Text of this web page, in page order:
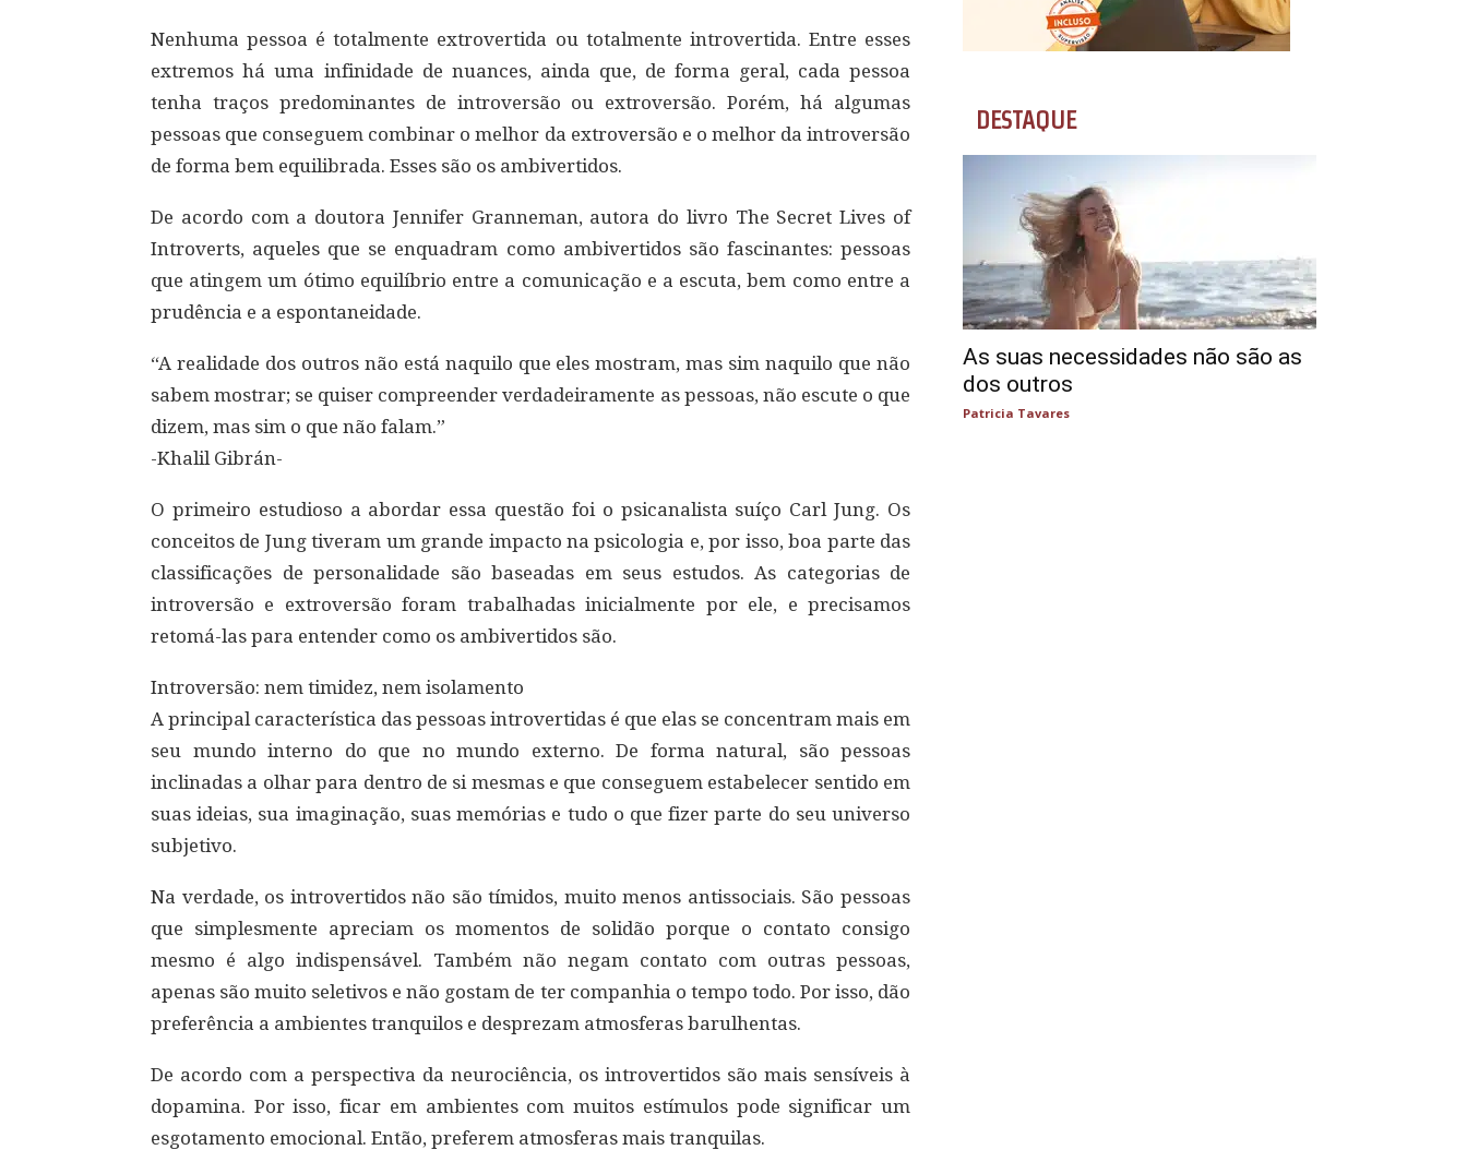
Nenhuma pessoa é totalmente extrovertida ou totalmente introvertida. Entre esses
extremos há uma infinidade de nuances, ainda que, de forma geral, cada pessoa
tenha traços predominantes de introversão ou extroversão. Porém, há algumas
pessoas que conseguem combinar o melhor da extroversão e o melhor da introversão
de forma bem equilibrada. Esses são os ambivertidos.
De acordo com a doutora Jennifer Granneman, autora do livro The Secret Lives of
Introverts, aqueles que se enquadram como ambivertidos são fascinantes: pessoas
que atingem um ótimo equilíbrio entre a comunicação e a escuta, bem como entre a
prudência e a espontaneidade.
“A realidade dos outros não está naquilo que eles mostram, mas sim naquilo que não
sabem mostrar; se quiser compreender verdadeiramente as pessoas, não escute o que
dizem, mas sim o que não falam.”
-Khalil Gibrán-
O primeiro estudioso a abordar essa questão foi o psicanalista suíço Carl Jung. Os
conceitos de Jung tiveram um grande impacto na psicologia e, por isso, boa parte das
classificações de personalidade são baseadas em seus estudos. As categorias de
introversão e extroversão foram trabalhadas inicialmente por ele, e precisamos
retomá-las para entender como os ambivertidos são.
Introversão: nem timidez, nem isolamento
A principal característica das pessoas introvertidas é que elas se concentram mais em
seu mundo interno do que no mundo externo. De forma natural, são pessoas
inclinadas a olhar para dentro de si mesmas e que conseguem estabelecer sentido em
suas ideias, sua imaginação, suas memórias e tudo o que fizer parte do seu universo
subjetivo.
Na verdade, os introvertidos não são tímidos, muito menos antissociais. São pessoas
que simplesmente apreciam os momentos de solidão porque o contato consigo
mesmo é algo indispensável. Também não negam contato com outras pessoas,
apenas são muito seletivos e não gostam de ter companhia o tempo todo. Por isso, dão
preferência a ambientes tranquilos e desprezam atmosferas barulhentas.
De acordo com a perspectiva da neurociência, os introvertidos são mais sensíveis à
dopamina. Por isso, ficar em ambientes com muitos estímulos pode significar um
esgotamento emocional. Então, preferem atmosferas mais tranquilas.
DESTAQUE
As suas necessidades não são as
dos outros
Patricia Tavares